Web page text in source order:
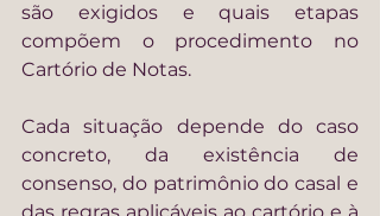
são exigidos e quais etapas
compõem o procedimento no
Cartório de Notas.
Cada situação depende do caso
concreto, da existência de
consenso, do patrimônio do casal e